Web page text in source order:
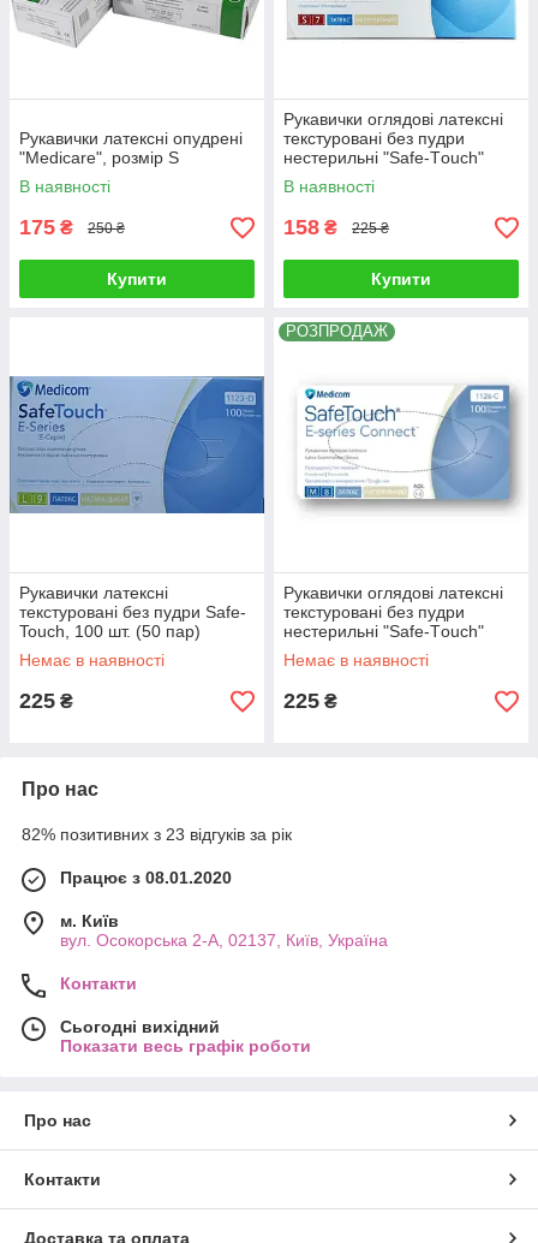
Рукавички латексні опудрені
"Medicare", розмір S
В наявності
175 ₴ 250 ₴
Купити
Рукавички оглядові латексні
текстуровані без пудри
нестерильні "Safe-Тouch"
(100штук/50 пар)
В наявності
158 ₴ 225 ₴
Купити
Рукавички латексні
текстуровані без пудри Safe-
Touch, 100 шт. (50 пар)
Немає в наявності
225 ₴
РОЗПРОДАЖ
Рукавички оглядові латексні
текстуровані без пудри
нестерильні "Safe-Тouch"
(100штук/50 пар)
Немає в наявності
225 ₴
Про нас
82% позитивних з 23 відгуків за рік
Працює з 08.01.2020
м. Київ
вул. Осокорська 2-А, 02137, Київ, Україна
Контакти
Сьогодні вихідний
Показати весь графік роботи
Про нас
Контакти
Доставка та оплата